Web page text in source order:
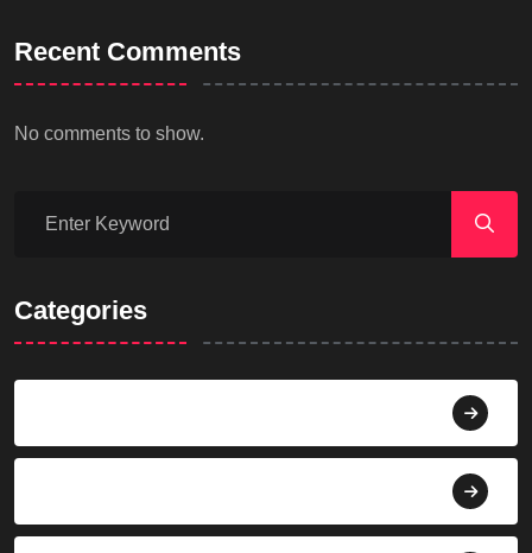
Recent Comments
No comments to show.
Categories